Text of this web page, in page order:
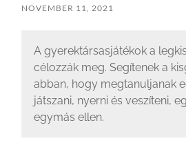
NOVEMBER 11, 2021
A gyerektársasjátékok a
célozzák meg. Segítenek a
abban, hogy megtanuljanak
játszani, nyerni és veszíteni,
egymás ellen.